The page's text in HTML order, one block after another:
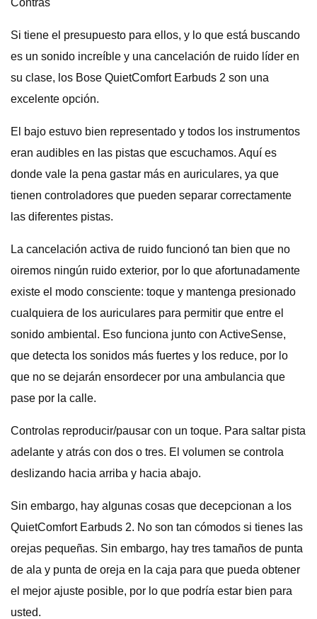
Contras
Si tiene el presupuesto para ellos, y lo que está buscando
es un sonido increíble y una cancelación de ruido líder en
su clase, los Bose QuietComfort Earbuds 2 son una
excelente opción.
El bajo estuvo bien representado y todos los instrumentos
eran audibles en las pistas que escuchamos. Aquí es
donde vale la pena gastar más en auriculares, ya que
tienen controladores que pueden separar correctamente
las diferentes pistas.
La cancelación activa de ruido funcionó tan bien que no
oiremos ningún ruido exterior, por lo que afortunadamente
existe el modo consciente: toque y mantenga presionado
cualquiera de los auriculares para permitir que entre el
sonido ambiental. Eso funciona junto con ActiveSense,
que detecta los sonidos más fuertes y los reduce, por lo
que no se dejarán ensordecer por una ambulancia que
pase por la calle.
Controlas reproducir/pausar con un toque. Para saltar pista
adelante y atrás con dos o tres. El volumen se controla
deslizando hacia arriba y hacia abajo.
Sin embargo, hay algunas cosas que decepcionan a los
QuietComfort Earbuds 2. No son tan cómodos si tienes las
orejas pequeñas. Sin embargo, hay tres tamaños de punta
de ala y punta de oreja en la caja para que pueda obtener
el mejor ajuste posible, por lo que podría estar bien para
usted.